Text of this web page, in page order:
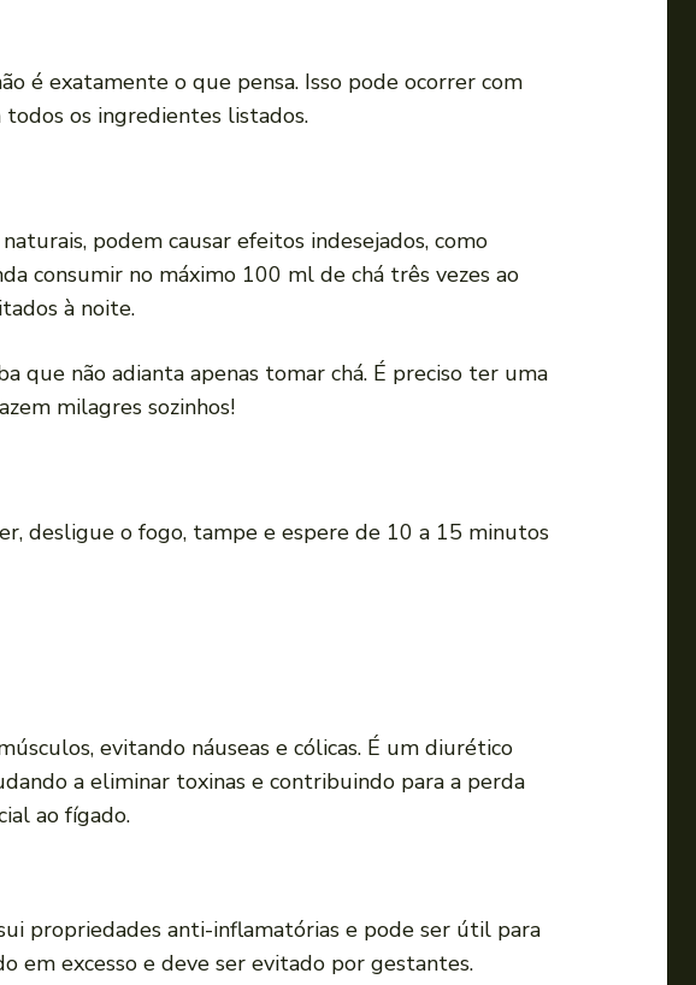
n
u
d
i
e
.
é exatamente o que pensa. Isso pode ocorrer com
os ingredientes listados.
podem causar efeitos indesejados, como
consumir no máximo 100 ml de chá três vezes ao
à noite.
que não adianta apenas tomar chá. É preciso ter uma
milagres sozinhos!
desligue o fogo, tampe e espere de 10 a 15 minutos
evitando náuseas e cólicas. É um diurético
a eliminar toxinas e contribuindo para a perda
ao fígado.
propriedades anti-inflamatórias e pode ser útil para
em excesso e deve ser evitado por gestantes.